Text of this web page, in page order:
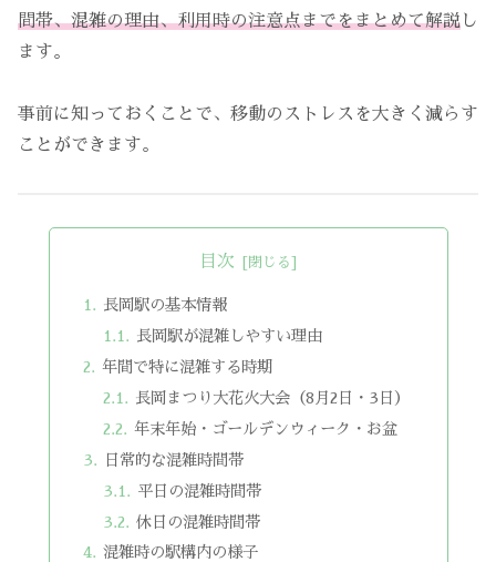
間帯、混雑の理由、利用時の注意点までをまとめて解説し
ます。
事前に知っておくことで、移動のストレスを大きく減らす
ことができます。
目次
長岡駅の基本情報
長岡駅が混雑しやすい理由
年間で特に混雑する時期
長岡まつり大花火大会（8月2日・3日）
年末年始・ゴールデンウィーク・お盆
日常的な混雑時間帯
平日の混雑時間帯
休日の混雑時間帯
混雑時の駅構内の様子